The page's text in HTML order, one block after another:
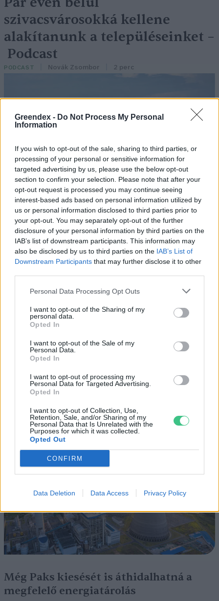
Greendex - Do Not Process My Personal
Information
If you wish to opt-out of the sale, sharing to third parties, or
processing of your personal or sensitive information for
targeted advertising by us, please use the below opt-out
section to confirm your selection. Please note that after your
opt-out request is processed you may continue seeing
interest-based ads based on personal information utilized by
us or personal information disclosed to third parties prior to
your opt-out. You may separately opt-out of the further
disclosure of your personal information by third parties on the
IAB’s list of downstream participants. This information may
also be disclosed by us to third parties on the IAB’s List of
Downstream Participants that may further disclose it to other
Personal Data Processing Opt Outs
I want to opt-out of the Sharing of my
personal data.
Opted In
I want to opt-out of the Sale of my
Personal Data.
Opted In
I want to opt-out of processing my
Personal Data for Targeted Advertising.
Opted In
I want to opt-out of Collection, Use,
Retention, Sale, and/or Sharing of my
Personal Data that Is Unrelated with the
Purposes for which it was collected.
Opted Out
CONFIRM
Data Deletion Data Access Privacy Policy
szivacsvárosokká kellene
alakítanunk a településeinket –
Podcast
PODCAST Novák Zsombor 2 perc
Szöllősi Gáborral, a Gardenfutura ügyvezetőjével beszélgettünk.
Britanniát is
SZEMLE
Elképesztő felvétel mutatja meg,
kiszáradó Duna között
ÉLŐ BOLYGÓNK
Még Paks kiesését is áthidalhatná a
megfelelő energiatárolás